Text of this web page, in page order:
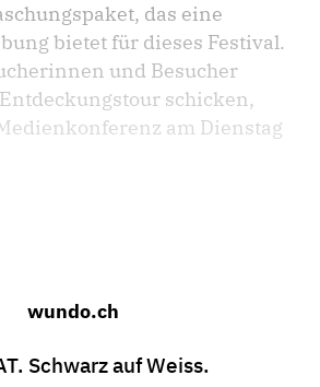
das eine
bietet für dieses Festival.
und Besucher
schicken,
am Dienstag
wundo.ch
Schwarz auf Weiss.